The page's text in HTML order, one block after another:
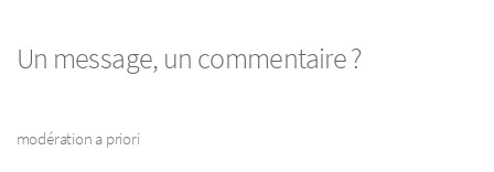
Un message, un commentaire ?
modération a priori